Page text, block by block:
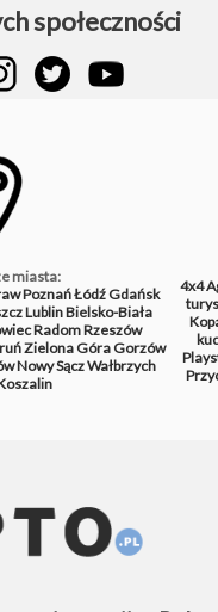
społeczności
miasta:
PoznańŁódźGdańsk
LublinBielsko-Biała
RadomRzeszów
Zielona GóraGorzów
Nowy SączWałbrzych
4x4